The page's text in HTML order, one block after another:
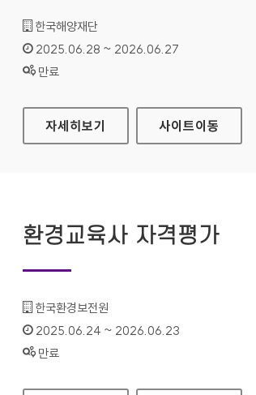
기관명 :
한국해양재단
인증기간 :
2025.06.28 ~ 2026.06.27
상태 :
만료
해양교육포털
자세히보기 사이트이동
환경교육사 자격평가
기관명 :
한국환경보전원
인증기간 :
2025.06.24 ~ 2026.06.23
상태 :
만료